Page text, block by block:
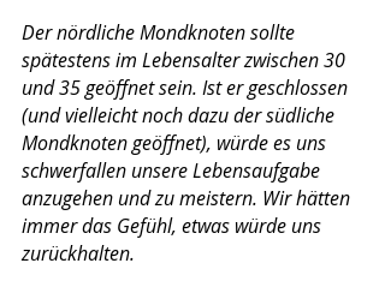
Der nördliche Mondknoten sollte
spätestens im Lebensalter zwischen 30
und 35 geöffnet sein. Ist er geschlossen
(und vielleicht noch dazu der südliche
Mondknoten geöffnet), würde es uns
schwerfallen unsere Lebensaufgabe
anzugehen und zu meistern. Wir hätten
immer das Gefühl, etwas würde uns
zurückhalten.